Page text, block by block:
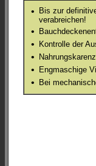
•
Bis zur
verabreichen!
•
• Kontrolle der
•
• Engmaschige
• Bei